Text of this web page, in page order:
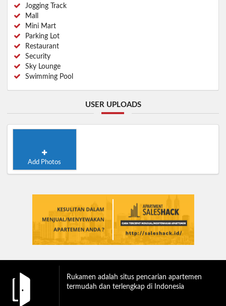
Jogging Track
Mall
Mini Mart
Parking Lot
Restaurant
Security
Sky Lounge
Swimming Pool
USER UPLOADS
Add Photos
Rukamen adalah situs pencarian apartemen
termudah dan terlengkap di Indonesia